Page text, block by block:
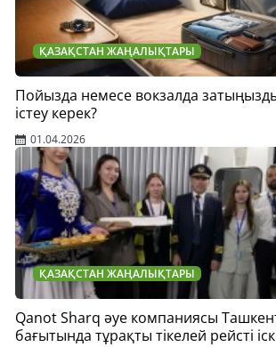
ҚАЗАҚСТАН ЖАҢАЛЫҚТАРЫ
Пойызда немесе вокзалда
істеу керек?
01.04.2026
ҚАЗАҚСТАН ЖАҢАЛЫҚТАРЫ
Qanot Sharq әуе компаниясы
бағытында тұрақты тікелей рейсті